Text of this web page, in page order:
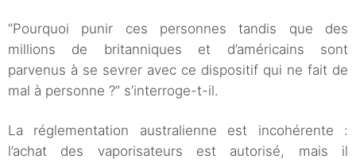
“Pourquoi punir ces personnes tandis que des
millions de britanniques et d’américains sont
parvenus à se sevrer avec ce dispositif qui ne fait de
mal à personne ?” s’interroge-t-il.
La réglementation australienne est incohérente :
l’achat des vaporisateurs est autorisé, mais il